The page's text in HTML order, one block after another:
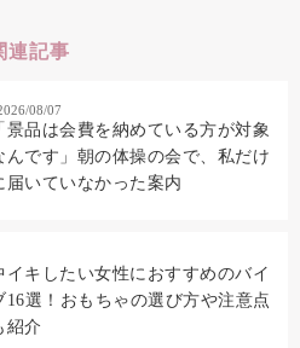
連記事
08/07
景品は会費を納めている方が対象
んです」朝の体操の会で、私だけ
届いていなかった案内
イキしたい女性におすすめのバイ
16選！おもちゃの選び方や注意点
紹介